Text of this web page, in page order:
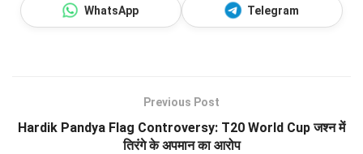
WhatsApp Telegram
Previous Post
Hardik Pandya Flag Controversy: T20 World Cup जश्न में
तिरंगे के अपमान का आरोप